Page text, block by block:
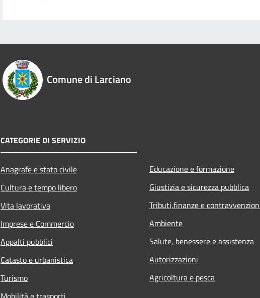
Comune di Larciano
CATEGORIE DI SERVIZIO
Anagrafe e stato civile
Cultura e tempo libero
Vita lavorativa
Imprese e Commercio
Appalti pubblici
Catasto e urbanistica
Turismo
Educazione e formazione
Giustizia e sicurezza pubblica
Tributi,finanze e
Ambiente
Salute, benessere e assistenza
Autorizzazioni
Agricoltura e pesca